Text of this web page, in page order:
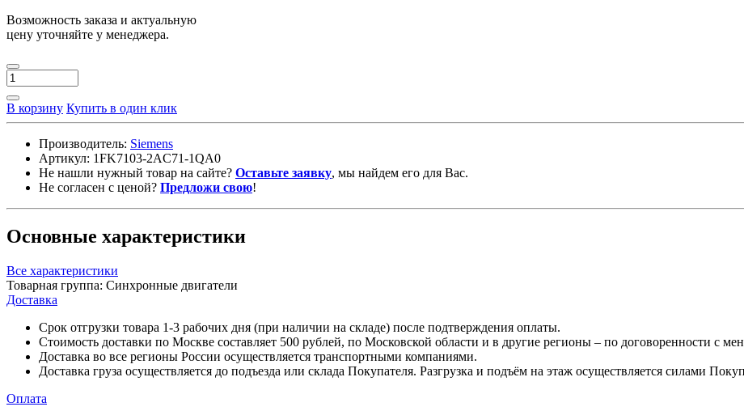
Возможность заказа и актуальную
цену уточняйте у менеджера.
В корзину Купить в один клик
Производитель: Siemens
Артикул: 1FK7103-2AC71-1QA0
Не нашли нужный товар на сайте? Оставьте заявку, мы найдем его для Вас.
Не согласен с ценой? Предложи свою!
Основные характеристики
Все характеристики
Товарная группа: Синхронные двигатели
Доставка
Срок отгрузки товара 1-3 рабочих дня (при наличии на складе) после подтверждения оплаты.
Стоимость доставки по Москве составляет 500 рублей, по Московской области и в другие регионы – по договоренности с
Доставка во все регионы России осуществляется транспортными компаниями.
Доставка груза осуществляется до подъезда или склада Покупателя. Разгрузка и подъём на этаж осуществляется силами
Оплата